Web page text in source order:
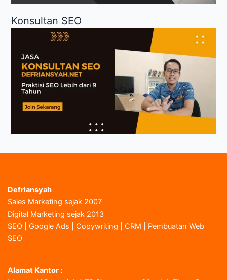
Konsultan SEO
Defriansyah
Sales Marketing sejak 2007
Digital Marketing sejak 2013
SEO | Google Ads | Copywriting | CRM | Pembuatan Web
SEO
Alamat Kantor :